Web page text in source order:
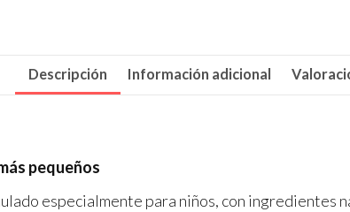
Descripción Información adicional
pequeños
especialmente para niños, con ingredientes